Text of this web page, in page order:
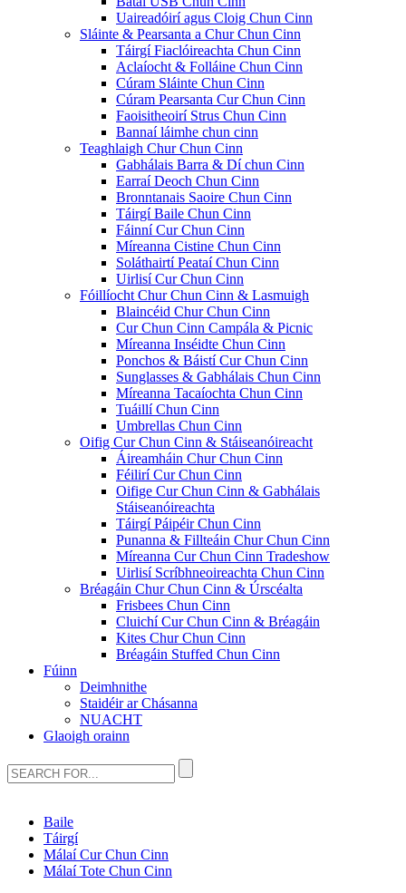
Uaireadóirí agus Cloig Chun Cinn
Sláinte & Pearsanta a Chur Chun Cinn
Táirgí Fiaclóireachta Chun Cinn
Aclaíocht & Folláine Chun Cinn
Cúram Sláinte Chun Cinn
Cúram Pearsanta Cur Chun Cinn
Faoisitheoirí Strus Chun Cinn
Bannaí láimhe chun cinn
Teaghlaigh Chur Chun Cinn
Gabhálais Barra & Dí chun Cinn
Earraí Deoch Chun Cinn
Bronntanais Saoire Chun Cinn
Táirgí Baile Chun Cinn
Fáinní Cur Chun Cinn
Míreanna Cistine Chun Cinn
Soláthairtí Peataí Chun Cinn
Uirlisí Cur Chun Cinn
Fóillíocht Chur Chun Cinn & Lasmuigh
Blaincéid Chur Chun Cinn
Cur Chun Cinn Campála & Picnic
Míreanna Inséidte Chun Cinn
Ponchos & Báistí Cur Chun Cinn
Sunglasses & Gabhálais Chun Cinn
Míreanna Tacaíochta Chun Cinn
Tuáillí Chun Cinn
Umbrellas Chun Cinn
Oifig Cur Chun Cinn & Stáiseanóireacht
Áireamháin Chur Chun Cinn
Féilirí Cur Chun Cinn
Oifige Cur Chun Cinn & Gabhálais
Stáiseanóireachta
Táirgí Páipéir Chun Cinn
Punanna & Fillteáin Chur Chun Cinn
Míreanna Cur Chun Cinn Tradeshow
Uirlisí Scríbhneoireachta Chun Cinn
Bréagáin Chur Chun Cinn & Úrscéalta
Frisbees Chun Cinn
Cluichí Cur Chun Cinn & Bréagáin
Kites Chur Chun Cinn
Bréagáin Stuffed Chun Cinn
Fúinn
Deimhnithe
Staidéir ar Chásanna
NUACHT
Glaoigh orainn
Baile
Táirgí
Málaí Cur Chun Cinn
Málaí Tote Chun Cinn